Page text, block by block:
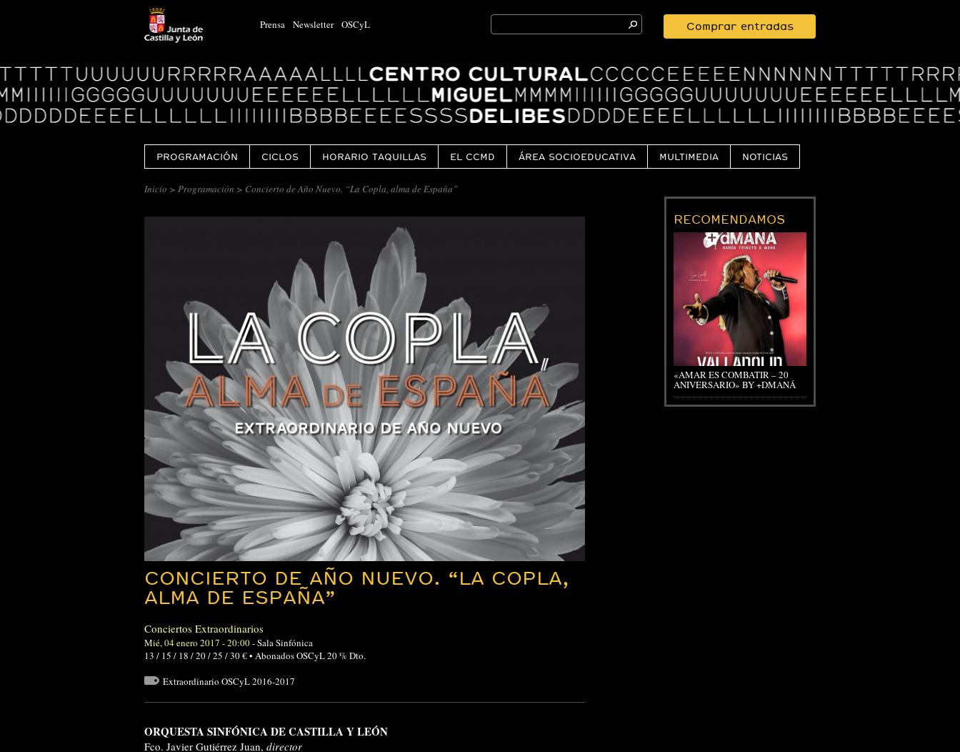
Prensa Newsletter OSCyL
Search
for:
Comprar entradas
Logo
Centro
Cultural
Miguel
Delibes
PROGRAMACIÓN CICLOS HORARIO TAQUILLAS EL CCMD ÁREA SOCIOEDUCATIVA MULTIMEDIA NOTICIAS
Inicio > Programación > Concierto de Año Nuevo. “La Copla, alma de España”
CONCIERTO DE AÑO NUEVO. “LA COPLA,
ALMA DE ESPAÑA”
Conciertos Extraordinarios
Mié, 04 enero 2017 - 20:00-Sala Sinfónica
13 / 15 / 18 / 20 / 25 / 30 € • Abonados OSCyL 20 % Dto.
Extraordinario OSCyL 2016-2017
ORQUESTA SINFÓNICA DE CASTILLA Y LEÓN
Fco. Javier Gutiérrez Juan, director
RECOMENDAMOS
«AMAR ES COMBATIR – 20
ANIVERSARIO» BY +DMANÁ